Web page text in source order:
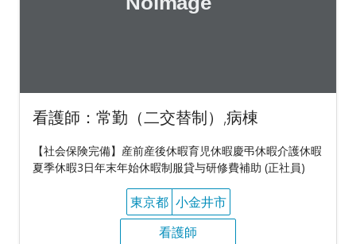
看護師：常勤（二交替制）,病棟
【社会保険完備】産前産後休暇育児休暇慶弔休暇介護休暇
夏季休暇3日年末年始休暇制服貸与研修費補助 (正社員)
東京都 小金井市
看護師